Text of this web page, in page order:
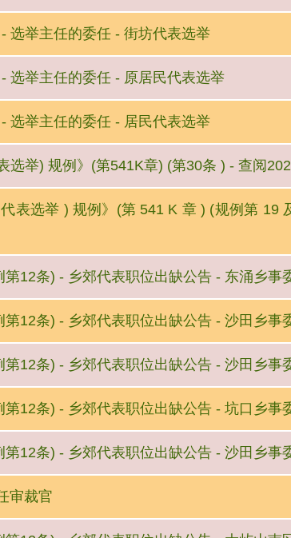
选举主任的委任 - 街坊代表选举
选举主任的委任 - 原居民代表选举
选举主任的委任 - 居民代表选举
选举) 规例》(第541K章) (第30条 ) - 查阅
表选举 ) 规例》(第 541 K 章 ) (规例第 19
第12条) - 乡郊代表职位出缺公告 - 东涌乡事
第12条) - 乡郊代表职位出缺公告 - 沙田乡事
第12条) - 乡郊代表职位出缺公告 - 沙田乡事
第12条) - 乡郊代表职位出缺公告 - 坑口乡事
第12条) - 乡郊代表职位出缺公告 - 沙田乡事
审裁官